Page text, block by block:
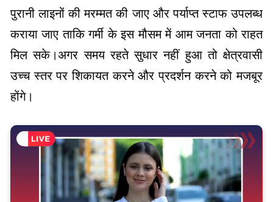
पुरानी लाइनों की मरम्मत की जाए और पर्याप्त स्टाफ उपलब्ध
कराया जाए ताकि गर्मी के इस मौसम में आम जनता को राहत
मिल सके।अगर समय रहते सुधार नहीं हुआ तो क्षेत्रवासी
उच्च स्तर पर शिकायत करने और प्रदर्शन करने को मजबूर
होंगे।